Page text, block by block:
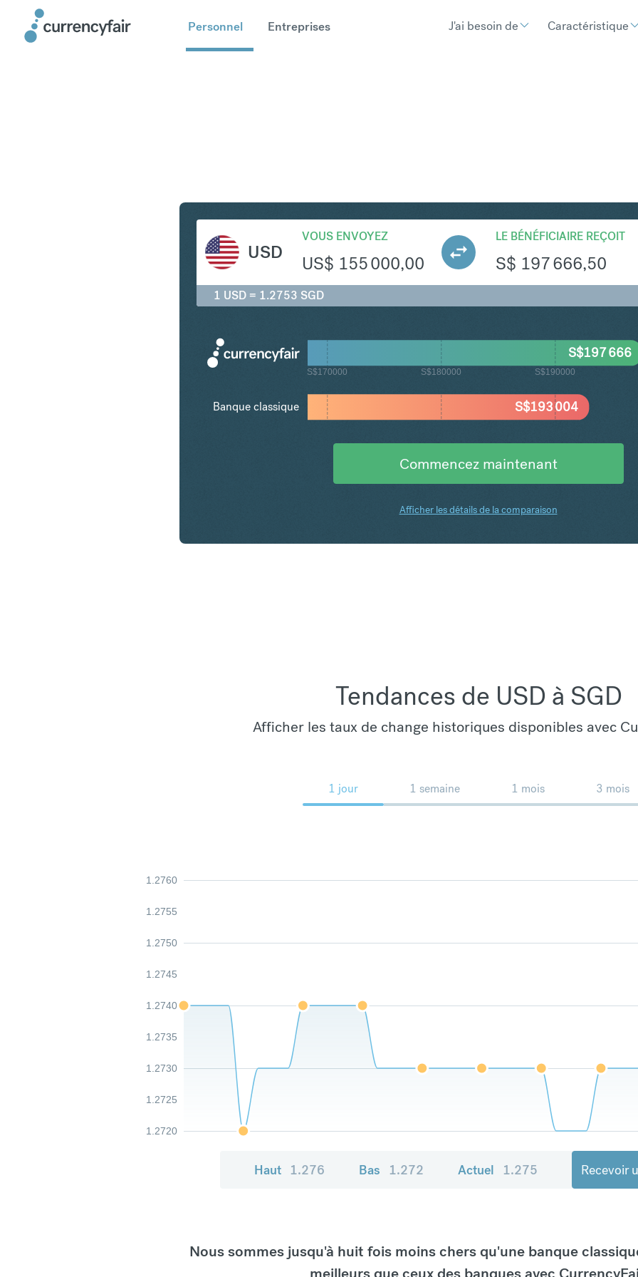
Personnel Entreprises J'ai besoin de Caractéristique
USD
VOUS ENVOYEZ
US$ 155 000,00
LE BÉNÉFICIAIRE REÇOIT
S$ 197 666,50
1 USD = 1.2753 SGD
S$170000 S$180000 S$190000
S$193 004
S$197 666
Banque classique
Commencez maintenant
Afficher les détails de la comparaison
Tendances de USD à SGD
Afficher les taux de change historiques disponibles avec
1 jour 1 semaine 1 mois 3 mois
1.2720
1.2725
1.2730
1.2735
1.2740
1.2745
1.2750
1.2755
1.2760
Haut 1.276 Bas 1.272 Actuel 1.275 Recevoir
Nous sommes jusqu'à huit fois moins chers qu'une banque
meilleurs que ceux des banques avec